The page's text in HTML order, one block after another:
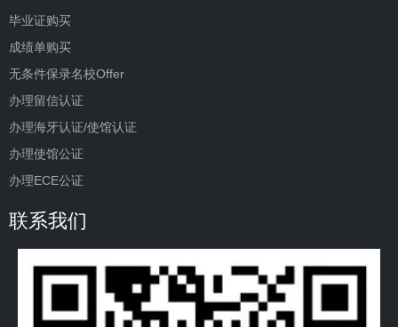
毕业证购买
成绩单购买
无条件保录名校Offer
办理留信认证
办理海牙认证/使馆认证
办理使馆公证
办理ECE公证
联系我们